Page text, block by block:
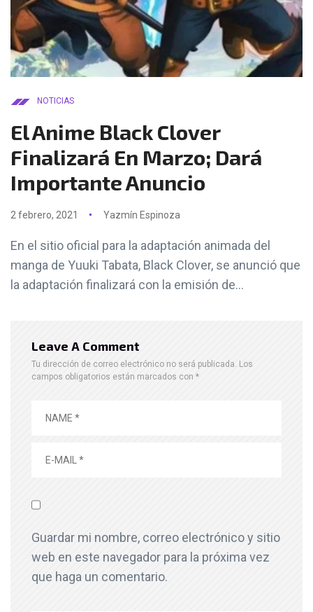
NOTICIAS
El Anime Black Clover
Finalizará En Marzo; Dará
Importante Anuncio
2 febrero, 2021 Yazmín Espinoza
En el sitio oficial para la adaptación animada del
manga de Yuuki Tabata, Black Clover, se anunció que
la adaptación finalizará con la emisión de...
Leave A Comment
Tu dirección de correo electrónico no será publicada. Los
campos obligatorios están marcados con *
Guardar mi nombre, correo electrónico y sitio
web en este navegador para la próxima vez
que haga un comentario.